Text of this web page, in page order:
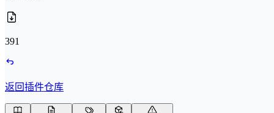
391
返回插件仓库